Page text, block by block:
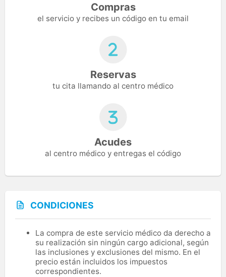
Compras
el servicio y recibes un código en tu email
Reservas
tu cita llamando al centro médico
Acudes
al centro médico y entregas el código
CONDICIONES
La compra de este servicio médico da derecho a
su realización sin ningún cargo adicional, según
las inclusiones y exclusiones del mismo. En el
precio están incluidos los impuestos
correspondientes.